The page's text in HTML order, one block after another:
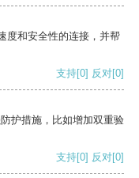
度和安全性的连接，并帮
支持[0] 反对[0]
护措施，比如增加双重验
支持[0] 反对[0]